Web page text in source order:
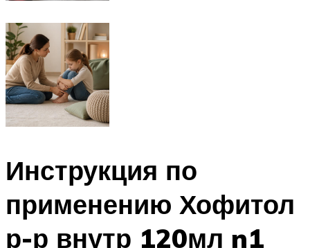
Инструкция по
применению Хофитол
р-р внутр 120мл n1